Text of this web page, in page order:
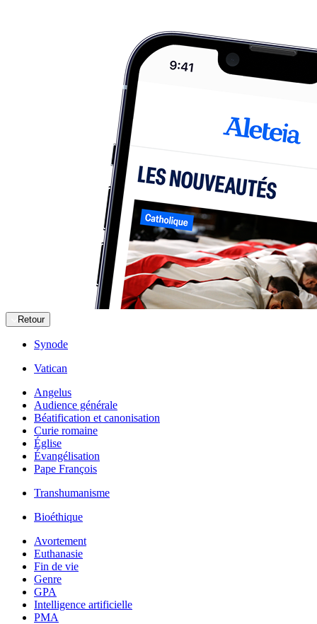
Retour
Synode
Vatican
Angelus
Audience générale
Béatification et canonisation
Curie romaine
Église
Évangélisation
Pape François
Transhumanisme
Bioéthique
Avortement
Euthanasie
Fin de vie
Genre
GPA
Intelligence artificielle
PMA